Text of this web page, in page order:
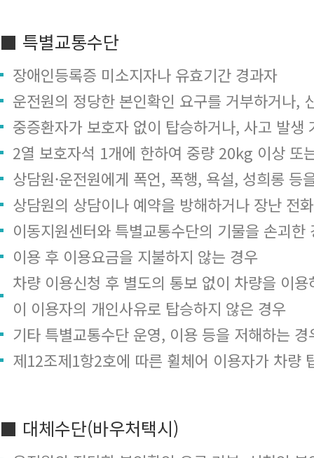
■ 특별교통수단
장애인등록증 미소지자나 유효기간 경과자
운전원의 정당한 본인확인 요구를 거부하거나,
중증환자가 보호자 없이 탑승하거나, 사고 발생
2열 보호자석 1개에 한하여 중량 20kg 이상 또
상담원·운전원에게 폭언, 폭행, 욕설, 성희롱 등
상담원의 상담이나 예약을 방해하거나 장난 전
이동지원센터와 특별교통수단의 기물을 손괴한
이용 후 이용요금을 지불하지 않는 경우
차량 이용신청 후 별도의 통보 없이 차량을 이
이 이용자의 개인사유로 탑승하지 않은 경우
기타 특별교통수단 운영, 이용 등을 저해하는 경
제12조제1항2호에 따른 휠체어 이용자가 차량
■ 대체수단(바우처택시)